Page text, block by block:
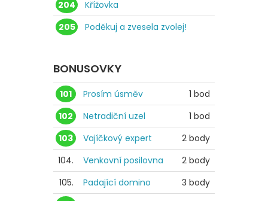
204
Křížovka
205
Poděkuj a zvesela zvolej!
BONUSOVKY
101 Prosím úsměv
1 bod
102
Netradiční uzel
1 bod
103
Vajíčkový expert
2 body
104.
Venkovní posilovna
2 body
105.
Padající domino
3 body